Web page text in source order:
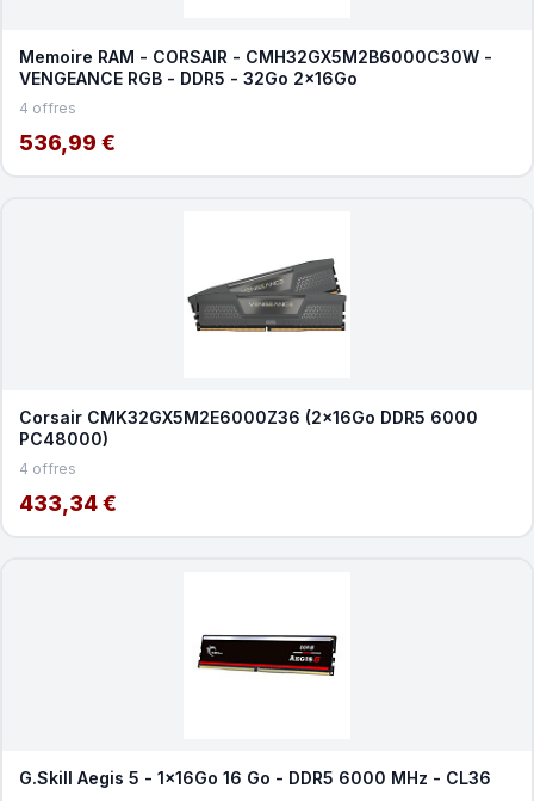
Memoire RAM - CORSAIR - CMH32GX5M2B6000C30W -
VENGEANCE RGB - DDR5 - 32Go 2x16Go
4 offres
536,99 €
Corsair CMK32GX5M2E6000Z36 (2x16Go DDR5 6000
PC48000)
4 offres
433,34 €
G.Skill Aegis 5 - 1x16Go 16 Go - DDR5 6000 MHz - CL36